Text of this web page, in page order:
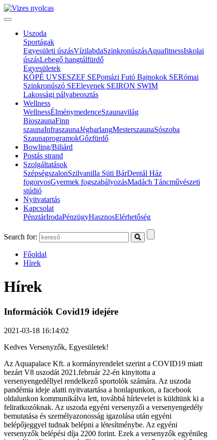
Uszoda
Sportágak
Egyesületi úszásVízilabdaSzinkronúszásAquafitnessIskolai
úszásLebegő hangtálfürdő
Egyesületek
KÓPÉ UVSESZEF SEPomázi Futó Bajnokok SERómai
Szinkronúszó SEElevenek SEIRON SWIM
Lakossági pályabeosztás
Wellness
WellnessÉlménymedenceSzaunavilág
BioszaunaFinn
szaunaInfraszaunaJégbarlangMesterszaunaSószoba
SzaunaprogramokGőzfürdő
Bowling/Biliárd
Postás strand
Szolgáltatások
SzépségszalonSzilvanilla Süti BárDentál Ház
fogorvosGyermek fogszabályozásMadách Táncművészeti
stúdió
Nyitvatartás
Kapcsolat
PénztárIrodaPénzügyHasznosElérhetőség
Search for:
Főoldal
Hírek
Hírek
Információk Covid19 idejére
2021-03-18 16:14:02
Kedves Versenyzők, Egyesületek!
Az Aquapalace Kft. a kormányrendelet szerint a COVID19 miatt
bezárt V8 uszodát 2021.február 22-én kinyitotta a
versenyengedéllyel rendelkező sportolók számára. Az uszoda
pandémia ideje alatti nyitvatartása a honlapunkon, a facebook
oldalunkon kommunikálva lett, továbbá hírlevelet is küldtünk ki a
feliratkozóknak. Az uszoda egyéni versenyzői a versenyengedély
bemutatása és személyazonosság igazolása után egyéni
belépőjeggyel tudnak belépni a létesítménybe. Az egyéni
versenyzők belépési díja 2200 forint. Ezek a versenyzők egyénileg